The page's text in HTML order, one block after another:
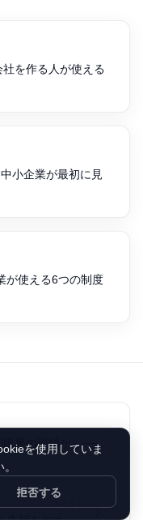
を作る人が使える
小企業が最初に見
が使える6つの制度
紙の訪問記録とExcelシフト表で限界の現場から──大分の訪問介護事業所が「ケアに集中できる」業務システムにたどり着いた半年
を使用していま
拒否する